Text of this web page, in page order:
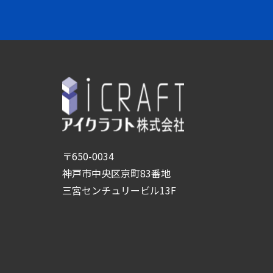
〒650-0034
神戸市中央区京町83番地
三宮センチュリービル13F